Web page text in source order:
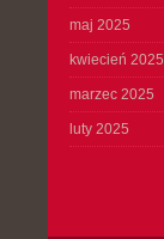
maj 2025
kwiecień 2025
marzec 2025
luty 2025